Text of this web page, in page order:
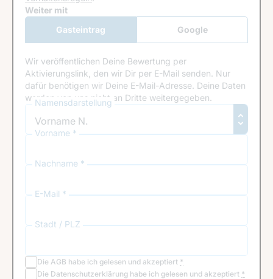
Google Recaptcha
Weiter mit
Gasteintrag
Google
Anmeldung
Wir veröffentlichen Deine Bewertung per
Aktivierungslink, den wir Dir per E-Mail senden. Nur
dafür benötigen wir Deine E-Mail-Adresse. Deine Daten
werden von uns nicht an Dritte weitergegeben.
Namensdarstellung
Vorname *
Nachname *
E-Mail *
Stadt / PLZ
Die AGB habe ich gelesen und akzeptiert *
Die Datenschutzerklärung habe ich gelesen und akzeptiert *